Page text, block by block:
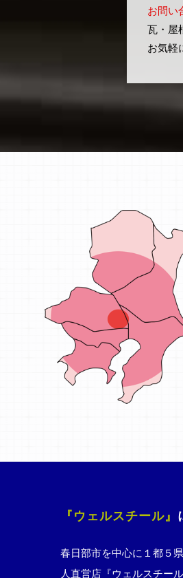
お問い
瓦・屋
お気軽
『ウェルスチール』
春日部市を中心に１都５
人直営店『ウェルスチー